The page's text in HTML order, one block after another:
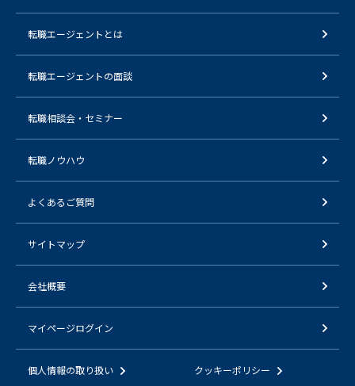
転職エージェントとは
転職エージェントの面談
転職相談会・セミナー
転職ノウハウ
よくあるご質問
サイトマップ
会社概要
マイページログイン
個人情報の取り扱い クッキーポリシー